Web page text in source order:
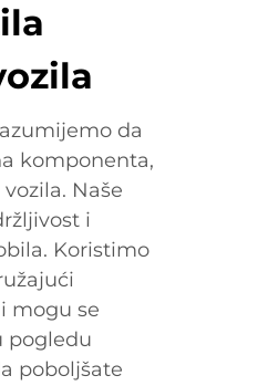
da
komponenta,
Naše
i
Koristimo
mogu se
pogledu
poboljšate